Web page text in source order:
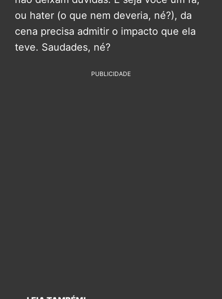
ou hater (o que nem deveria, né?), da
cena precisa admitir o impacto que ela
teve. Saudades, né?
PUBLICIDADE